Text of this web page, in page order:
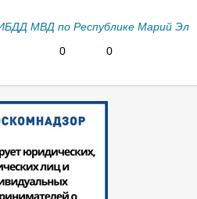
МВД по Республике Марий Эл
0
0